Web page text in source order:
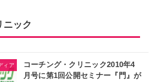
ニック
ィア
コーチング・クリニック2010年4
月号に第1回公開セミナー『門』が